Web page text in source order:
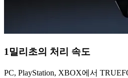
1밀리초의 처리 속도
PC, PlayStation, XBOX에서